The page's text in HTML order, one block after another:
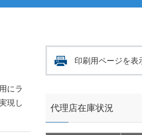
にラ
現し
印刷用ページを表
代理店在庫状況